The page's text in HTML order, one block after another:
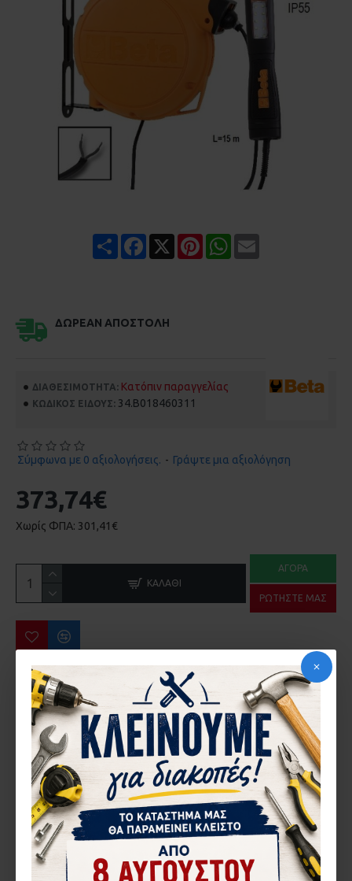
Share Facebook PinterestWhatsApp
ΔΩΡΕΆΝ ΑΠΟΣΤΟΛΉ
ΔΙΑΘΕΣΙΜΌΤΗΤΑ: Κατόπιν παραγγελίας
ΚΩΔΙΚΌΣ ΕΊΔΟΥΣ: 34.B018460311
Σύμφωνα με 0 αξιολογήσεις. - Γράψτε μια αξιολόγηση
373,74€
Χωρίς ΦΠΑ: 301,41€
ΚΑΛΆΘΙ
ΑΓΟΡΆ
ΡΩΤΉΣΤΕ ΜΑΣ
ΠΕΡΙΣΣΌΤΕΡΑ ΑΠΌ ΤΗΝ ΙΔΙΑ ΜΆΡΚΑ
10 εξάγωνα καρυδάκια και 7 βοηθητικά εξαρτήματα 1/4 BETA 009000981
250,80€ 272,72€
ΠΕΡΙΓΡΑ΄ΦΉ
Αυτόματη μπαλαντάζα με λάμπα ελέγχου LED, 24 V
Max. 60 W